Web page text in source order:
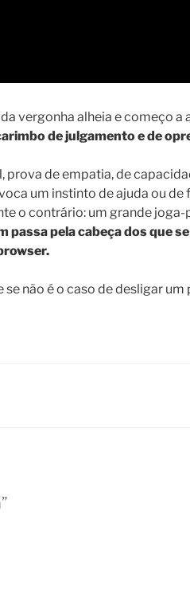
vergonha alheia e começo a
de julgamento e de
de empatia, de
um instinto de ajuda ou de
o contrário: um grande joga-
passa pela cabeça dos que
não é o caso de desligar